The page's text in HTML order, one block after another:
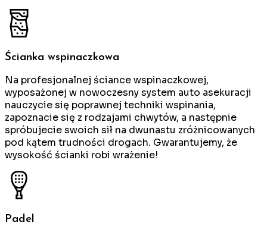
Ścianka wspinaczkowa
Na profesjonalnej ściance wspinaczkowej,
wyposażonej w nowoczesny system auto asekuracji
nauczycie się poprawnej techniki wspinania,
zapoznacie się z rodzajami chwytów, a następnie
spróbujecie swoich sił na dwunastu zróżnicowanych
pod kątem trudności drogach. Gwarantujemy, że
wysokość ścianki robi wrażenie!
Padel